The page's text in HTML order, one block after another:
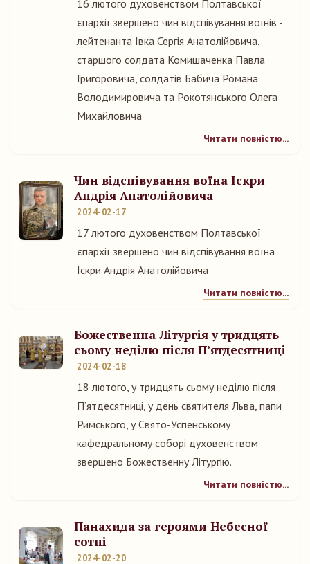
16 лютого духовенством Полтавської
єпархії звершено чин відспівування воїнів -
лейтенанта Івка Сергія Анатолійовича,
старшого солдата Комишаченка Павла
Григоровича, солдатів Бабича Романа
Володимировича та Рокотянського Олега
Михайловича
Читати повністю...
Чин відспівування воїна Іскри
Андрія Анатолійовича
2024-02-17
17 лютого духовенством Полтавської
єпархії звершено чин відспівування воїна
Іскри Андрія Анатолійовича
Читати повністю...
Божественна Літургія у тридцять
сьому неділю після П’ятдесятниці
2024-02-18
18 лютого, у тридцять сьому неділю після
П’ятдесятниці, у день святителя Льва, папи
Римського, у Свято-Успенському
кафедральному соборі духовенством
звершено Божественну Літургію.
Читати повністю...
Панахида за героями Небесної
сотні
2024-02-20